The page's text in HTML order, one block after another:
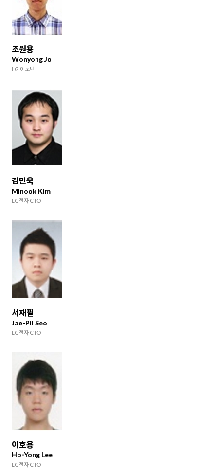
조원용
Wonyong Jo
LG 이노텍
김민욱
Minook Kim
LG전자 CTO
서재필
Jae-Pil Seo
LG전자 CTO
이호용
Ho-Yong Lee
LG전자 CTO